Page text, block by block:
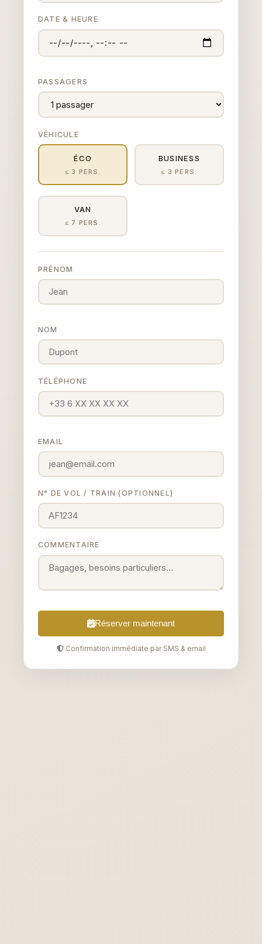
DATE & HEURE
PASSAGERS
VÉHICULE
ÉCO
≤ 3 PERS.
BUSINESS
≤ 3 PERS.
VAN
≤ 7 PERS.
PRÉNOM
NOM
TÉLÉPHONE
EMAIL
N° DE VOL / TRAIN (OPTIONNEL)
COMMENTAIRE
Réserver maintenant
Confirmation immédiate par SMS & email